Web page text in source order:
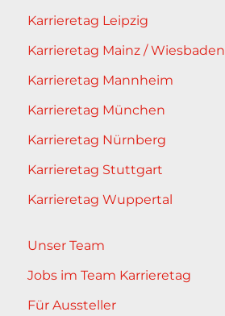
Karrieretag Leipzig
Karrieretag Mainz / Wiesbaden
Karrieretag Mannheim
Karrieretag München
Karrieretag Nürnberg
Karrieretag Stuttgart
Karrieretag Wuppertal
Unser Team
Jobs im Team Karrieretag
Für Aussteller